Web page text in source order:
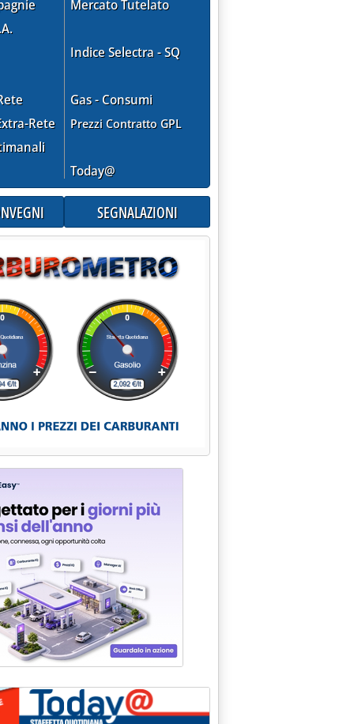
Rete
Mercato Tutelato
Indice Selectra - SQ
Gas - Consumi
Prezzi Contratto GPL
Today@
SEGNALAZIONI